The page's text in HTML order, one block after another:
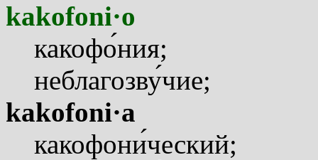
kakofoni·o
какофония;
неблагозвучие;
kakofoni·a
какофонический;